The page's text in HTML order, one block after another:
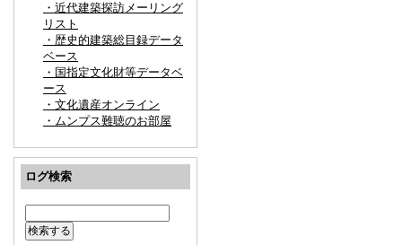
・近代建築探訪メーリング
リスト
・歴史的建築総目録データ
ベース
・国指定文化財等データベ
ース
・文化遺産オンライン
・ムンプス難聴のお部屋
ログ検索